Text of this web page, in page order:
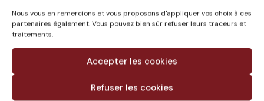
Nous vous en remercions et vous proposons d'appliquer vos choix à ces
partenaires également. Vous pouvez bien sûr refuser leurs traceurs et
traitements.
Accepter les cookies
Refuser les cookies
techniques + Economie second œuvre + HQE + SSI +
Maintenance + Chantier propre
Descriptif :
Bâtiment universitaire de formation des professionnels
de santé en ODONTOLOGIE (chirurgie dentaire), et
bâtiment de recherche.